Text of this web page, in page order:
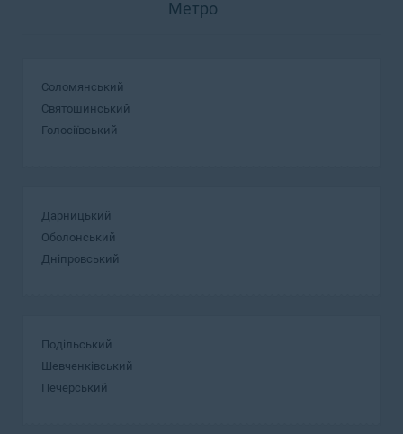
Метро
Соломянський
Святошинський
Голосіївський
Дарницький
Оболонський
Дніпровський
Подільський
Шевченківський
Печерський